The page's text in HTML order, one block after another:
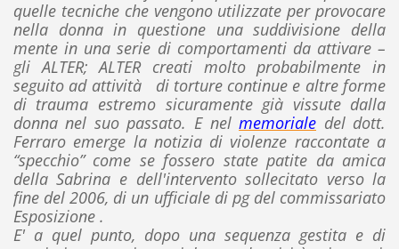
quelle tecniche che vengono utilizzate per provocare
nella donna in questione una suddivisione della
mente in una serie di comportamenti da attivare –
gli ALTER; ALTER creati molto probabilmente in
seguito ad attività di torture continue e altre forme
di trauma estremo sicuramente già vissute dalla
donna nel suo passato. E nelmemoriale del dott.
Ferraro emerge la notizia di violenze raccontate a
“specchio” come se fossero state patite da amica
della Sabrina e dell'intervento sollecitato verso la
fine del 2006, di un ufficiale di pg del commissariato
Esposizione .
E' a quel punto, dopo una sequenza gestita e di